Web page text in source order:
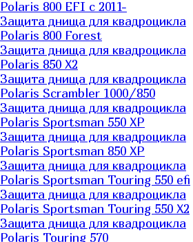
Polaris 800 EFI с 2011-
Защита днища для квадроцикла
Polaris 800 Forest
Защита днища для квадроцикла
Polaris 850 X2
Защита днища для квадроцикла
Polaris Scrambler 1000/850
Защита днища для квадроцикла
Polaris Sportsman 550 XP
Защита днища для квадроцикла
Polaris Sportsman 850 XP
Защита днища для квадроцикла
Polaris Sportsman Touring 550 efi
Защита днища для квадроцикла
Polaris Sportsman Touring 550 X2
Защита днища для квадроцикла
Polaris Touring 570